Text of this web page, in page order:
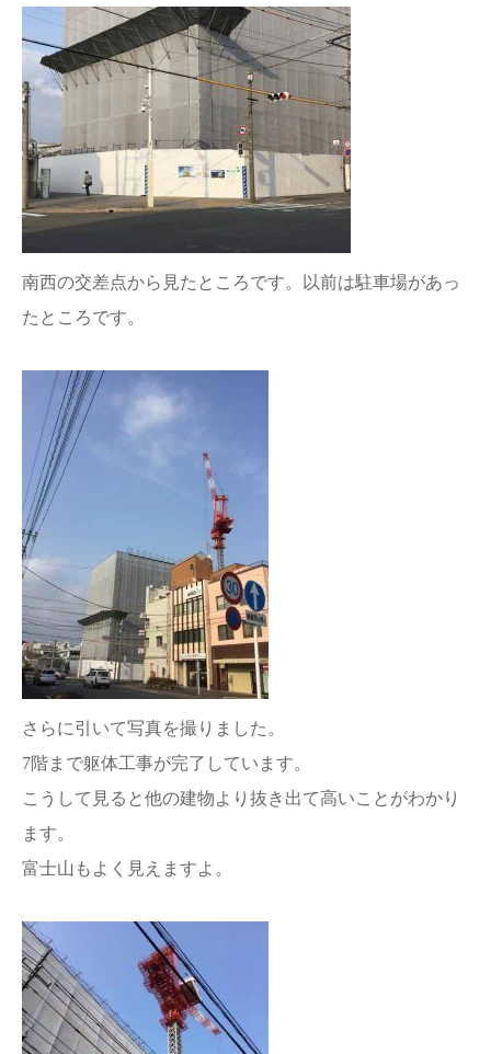
南西の交差点から見たところです。以前は駐車場があっ
たところです。
さらに引いて写真を撮りました。
7階まで躯体工事が完了しています。
こうして見ると他の建物より抜き出て高いことがわかり
ます。
富士山もよく見えますよ。